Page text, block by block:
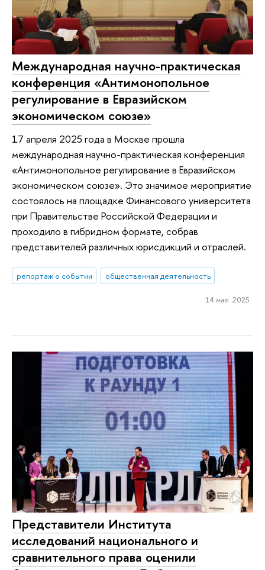
Международная научно-практическая
конференция «Антимонопольное
регулирование в Евразийском
экономическом союзе»
17 апреля 2025 года в Москве прошла
международная научно-практическая конференция
«Антимонопольное регулирование в Евразийском
экономическом союзе». Это значимое мероприятие
состоялось на площадке Финансового университета
при Правительстве Российской Федерации и
проходило в гибридном формате, собрав
представителей различных юрисдикций и отраслей.
репортаж о событии общественная деятельность
14 мая 2025
Представители Института
исследований национального и
сравнительного права оценили